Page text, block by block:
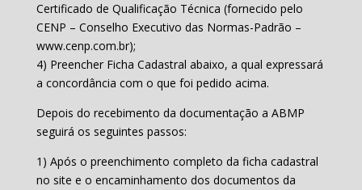
Certificado de Qualificação Técnica (fornecido pelo
CENP – Conselho Executivo das Normas-Padrão –
www.cenp.com.br);
4) Preencher Ficha Cadastral abaixo, a qual expressará
a concordância com o que foi pedido acima.
Depois do recebimento da documentação a ABMP
seguirá os seguintes passos:
1) Após o preenchimento completo da ficha cadastral
no site e o encaminhamento dos documentos da